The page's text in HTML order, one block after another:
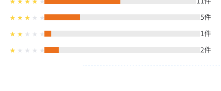
5件
1件
2件